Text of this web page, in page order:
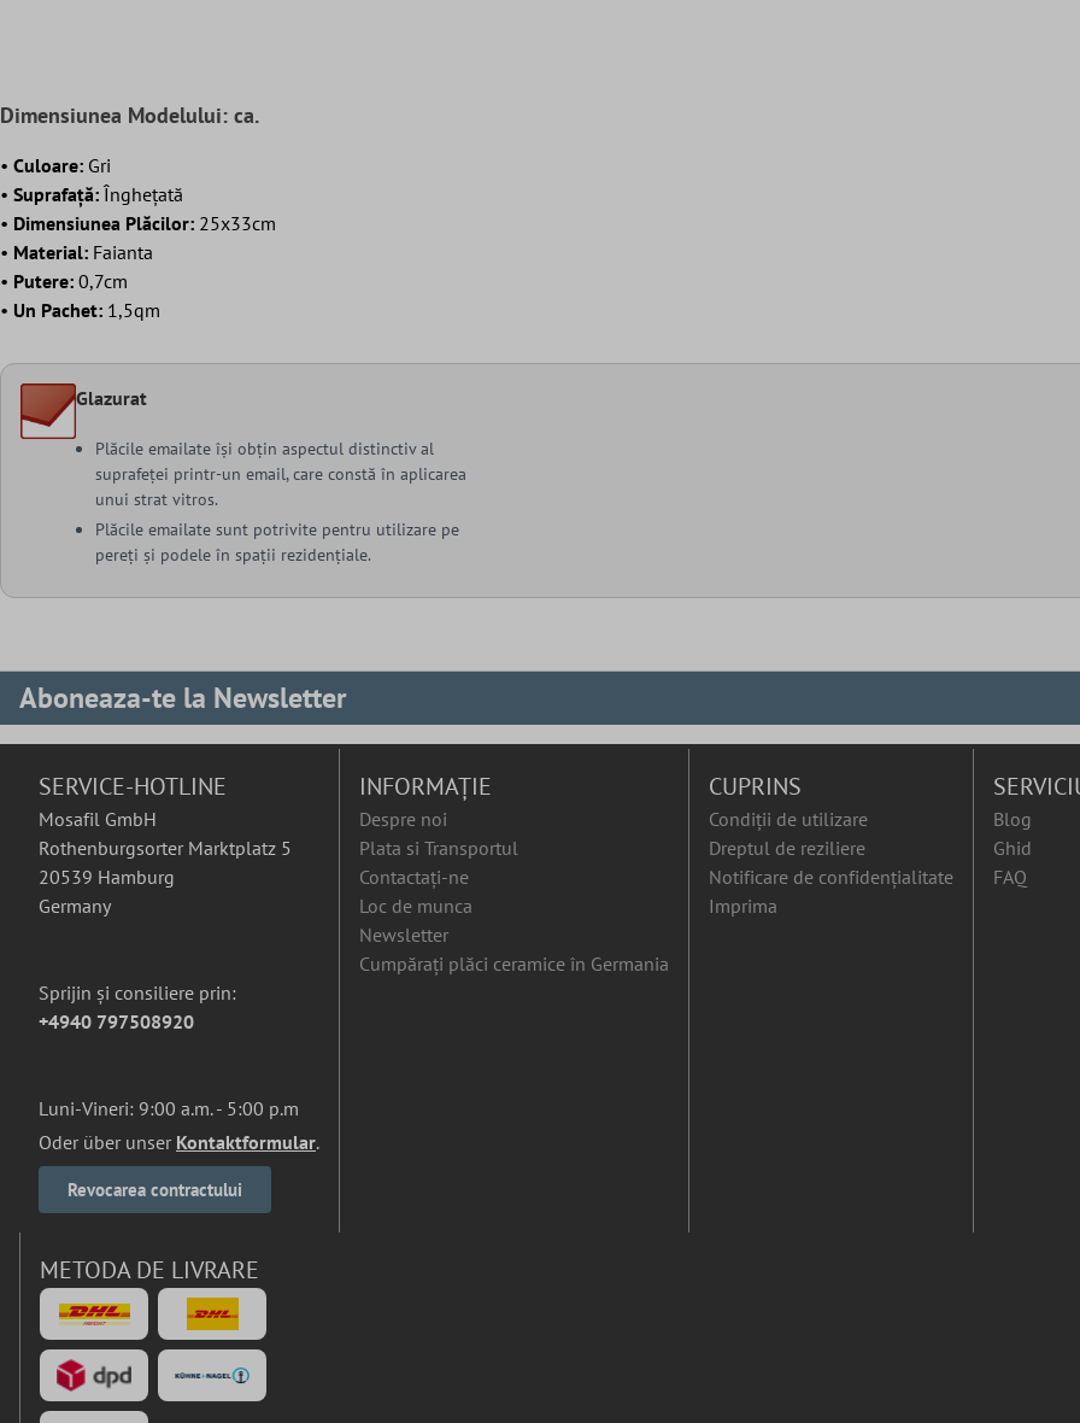
Dimensiunea Modelului: ca.
• Culoare: Gri
• Suprafaţă: Înghețată
• Dimensiunea Plăcilor: 25x33cm
• Material: Faianta
• Putere: 0,7cm
• Un Pachet: 1,5qm
Glazurat
Plăcile emailate își obțin aspectul distinctiv al
suprafeței printr-un email, care constă în aplicarea
unui strat vitros.
Plăcile emailate sunt potrivite pentru utilizare pe
pereți și podele în spații rezidențiale.
Aboneaza-te la Newsletter
SERVICE-HOTLINE
Mosafil GmbH
Rothenburgsorter Marktplatz 5
20539 Hamburg
Germany
Sprijin și consiliere prin:
+4940 797508920
Luni-Vineri: 9:00 a.m. - 5:00 p.m
Oder über unser Kontaktformular.
Revocarea contractului
INFORMAȚIE
Despre noi
Plata si Transportul
Contactați-ne
Loc de munca
Newsletter
Cumpărați plăci ceramice în Germania
CUPRINS
Condiții de utilizare
Dreptul de reziliere
Notificare de confidențialitate
Imprima
Blog
Ghid
FAQ
METODA DE LIVRARE